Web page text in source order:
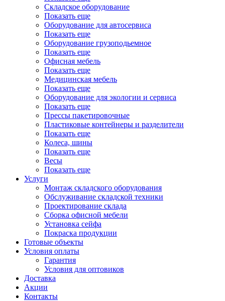
Складское оборудование
Показать еще
Оборудование для автосервиса
Показать еще
Оборудование грузоподьемное
Показать еще
Офисная мебель
Показать еще
Медицинская мебель
Показать еще
Оборудование для экологии и сервиса
Показать еще
Прессы пакетировочные
Пластиковые контейнеры и разделители
Показать еще
Колеса, шины
Показать еще
Весы
Показать еще
Услуги
Монтаж складского оборудования
Обслуживание складской техники
Проектирование склада
Сборка офисной мебели
Установка сейфа
Покраска продукции
Готовые объекты
Условия оплаты
Гарантия
Условия для оптовиков
Доставка
Акции
Контакты